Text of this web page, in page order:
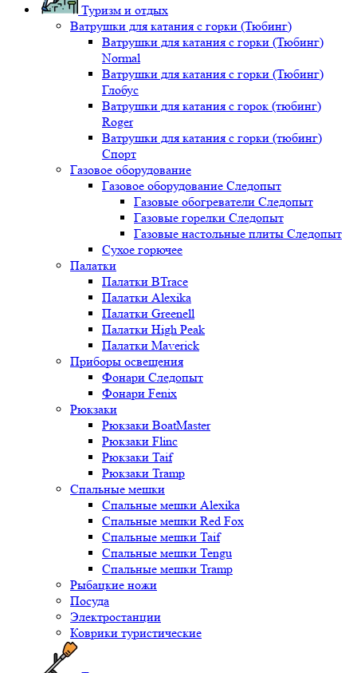
Туризм и отдых
Ватрушки для катания с горки (Тюбинг)
Ватрушки для катания с горки (Тюбинг)
Normal
Ватрушки для катания с горки (Тюбинг)
Глобус
Ватрушки для катания с горок (тюбинг)
Roger
Ватрушки для катания с горки (тюбинг)
Спорт
Газовое оборудование
Газовое оборудование Следопыт
Газовые обогреватели Следопыт
Газовые горелки Следопыт
Газовые настольные плиты Следопыт
Сухое горючее
Палатки
Палатки BTrace
Палатки Alexika
Палатки Greenell
Палатки High Peak
Палатки Maverick
Приборы освещения
Фонари Следопыт
Фонари Fenix
Рюкзаки
Рюкзаки BoatMaster
Рюкзаки Flinc
Рюкзаки Taif
Рюкзаки Tramp
Спальные мешки
Спальные мешки Alexika
Спальные мешки Red Fox
Спальные мешки Taif
Спальные мешки Tengu
Спальные мешки Tramp
Рыбацкие ножи
Посуда
Электростанции
Коврики туристические